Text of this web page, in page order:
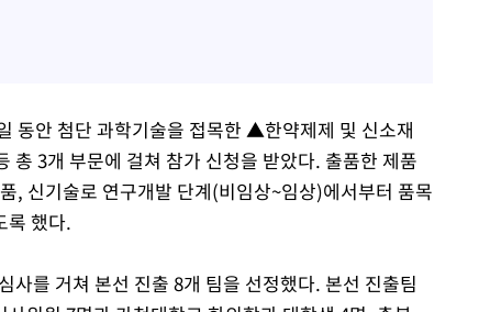
동안 첨단 과학기술을 접목한 ▲한약제제 및 신소재
3개 부문에 걸쳐 참가 신청을 받았다. 출품한 제품
, 신기술로 연구개발 단계(비임상~임상)에서부터 품목
록 했다.
사를 거쳐 본선 진출 8개 팀을 선정했다. 본선 진출팀